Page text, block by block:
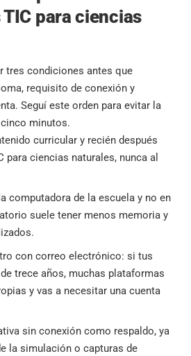
para ciencias
tres condiciones antes que
requisito de conexión y
Seguí este orden para evitar la
minutos.
curricular y recién después
para ciencias naturales, nunca al
computadora de la escuela y no en
suele tener menos memoria y
con correo electrónico: si tus
trece años, muchas plataformas
y vas a necesitar una cuenta
sin conexión como respaldo, ya
la simulación o capturas de